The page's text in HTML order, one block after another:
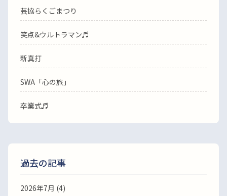
芸協らくごまつり
笑点&ウルトラマン♬
新真打
SWA「心の旅」
卒業式♬
過去の記事
2026年7月 (4)